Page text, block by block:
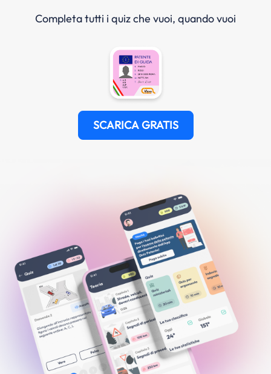
Completa tutti i quiz che vuoi, quando vuoi
SCARICA GRATIS